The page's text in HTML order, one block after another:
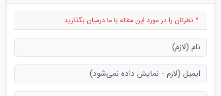
* نظرتان را در مورد این مقاله با ما درمیان بگذارید